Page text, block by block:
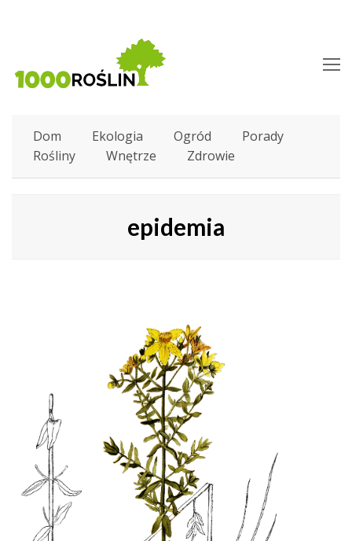
Dom Ekologia Ogród
Porady
Rośliny
Wnętrze Zdrowie
epidemia